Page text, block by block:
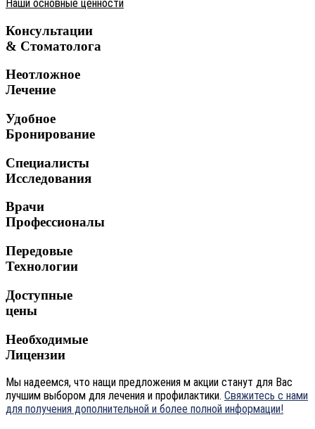
Наши основные ценности
Консультации
& Стоматолога
Неотложное
Лечение
Удобное
Бронирование
Специалисты
Исследования
Врачи
Профессионалы
Передовые
Технологии
Доступные
цены
Необходимые
Лицензии
Мы надеемся, что нащи предложения м акции станут для Вас
лучшим выбором для лечения и профилактики. Свяжитесь с нами
для получения дополнительной и более полной информации!